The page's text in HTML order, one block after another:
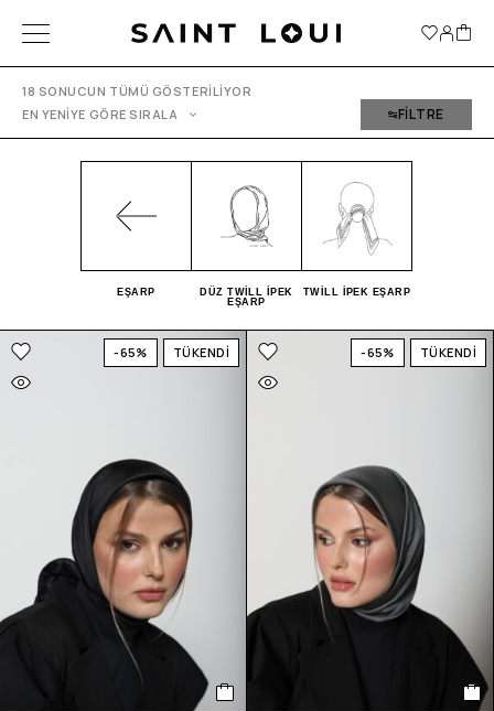
18 SONUCUN TÜMÜ GÖSTERILIYOR
EN YENIYE GÖRE SIRALA
FILTRE
EŞARP
DÜZ TWILL İPEK
EŞARP
TWILL İPEK EŞARP
-65% TÜKENDİ -65% TÜKENDİ